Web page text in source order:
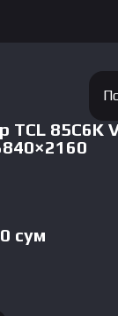
TCL 85C6K
сум